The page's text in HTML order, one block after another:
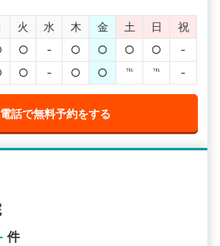
火 水 木 金 土 日
祝
○ - ○ ○ ○ ○
-
○ - ○ ○ ℡ ℡ -
電話で無料予約をする
件